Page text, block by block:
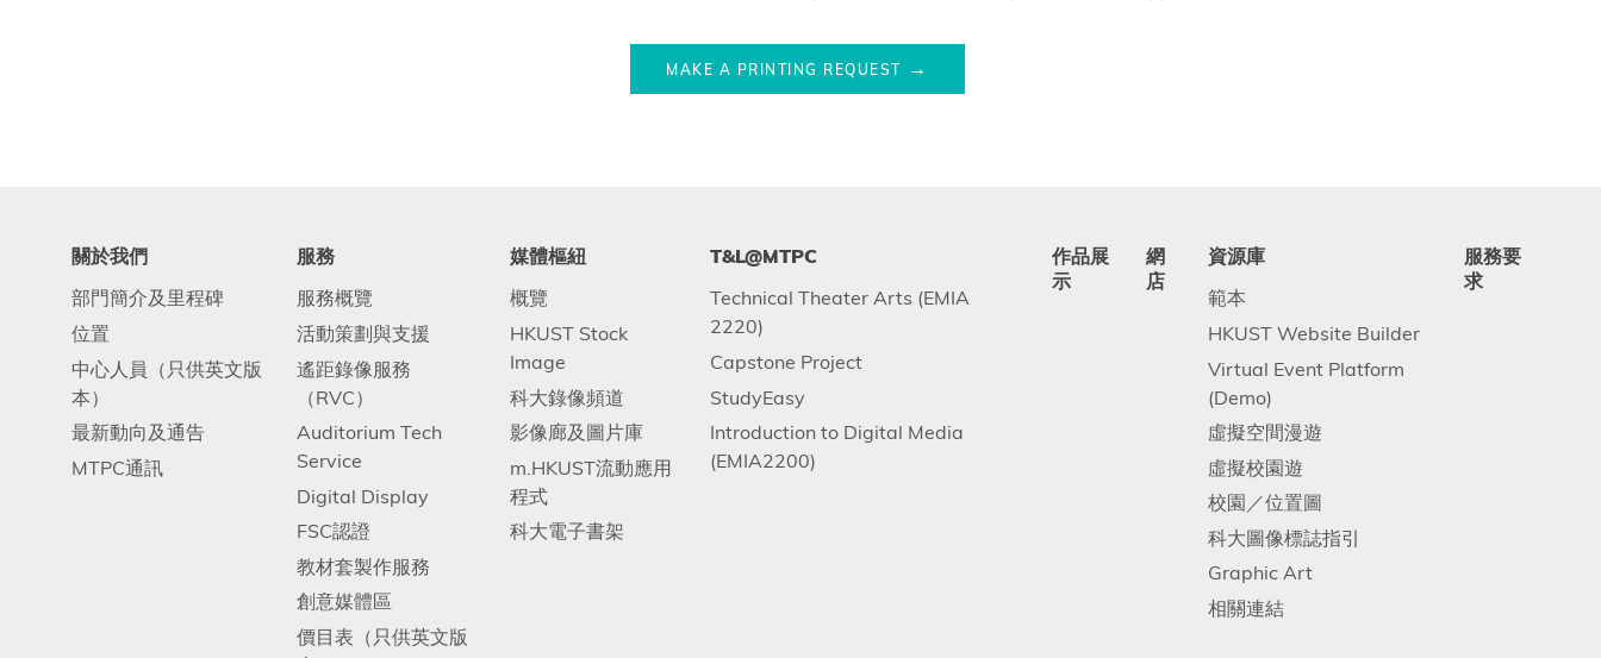
MAKE A PRINTING REQUEST
關於我們
部門簡介及里程碑
位置
中心人員（只供英文版
本）
最新動向及通告
MTPC通訊
服務
服務概覽
活動策劃與支援
遙距錄像服務
（RVC）
Auditorium Tech
Service
Digital Display
FSC認證
教材套製作服務
創意媒體區
價目表（只供英文版
媒體樞紐
概覽
HKUST Stock
Image
科大錄像頻道
影像廊及圖片庫
m.HKUST流動應用
程式
科大電子書架
T&L@MTPC
Technical Theater Arts (EMIA
2220)
Capstone Project
StudyEasy
Introduction to Digital Media
(EMIA2200)
作品展
示
網
店
資源庫
範本
HKUST Website Builder
Virtual Event Platform
(Demo)
虛擬空間漫遊
虛擬校園遊
校園／位置圖
科大圖像標誌指引
Graphic Art
相關連結
服務要
求